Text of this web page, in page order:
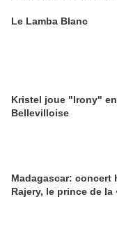
Le Lamba Blanc
Kristel joue "Irony"
Bellevilloise
Madagascar: concert
Rajery, le prince de la